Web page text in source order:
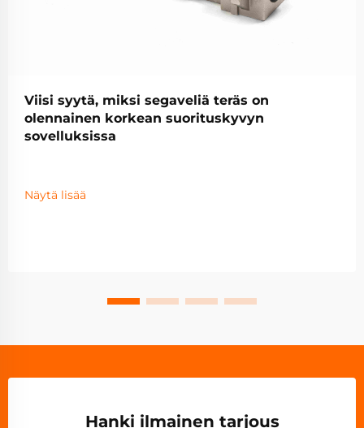
Viisi syytä, miksi segaveliä teräs on
olennainen korkean suorituskyvyn
sovelluksissa
Näytä lisää
Hanki ilmainen tarjous